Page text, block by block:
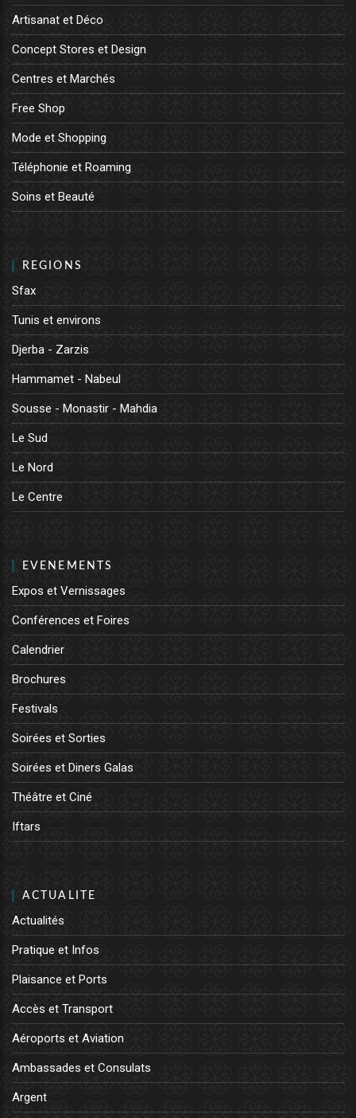
Artisanat et Déco
Concept Stores et Design
Centres et Marchés
Free Shop
Mode et Shopping
Téléphonie et Roaming
Soins et Beauté
REGIONS
Sfax
Tunis et environs
Djerba - Zarzis
Hammamet - Nabeul
Sousse - Monastir - Mahdia
Le Sud
Le Nord
Le Centre
EVENEMENTS
Expos et Vernissages
Conférences et Foires
Calendrier
Brochures
Festivals
Soirées et Sorties
Soirées et Diners Galas
Théâtre et Ciné
Iftars
ACTUALITE
Actualités
Pratique et Infos
Plaisance et Ports
Accès et Transport
Aéroports et Aviation
Ambassades et Consulats
Argent